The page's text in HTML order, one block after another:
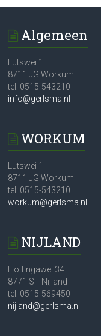
Algemeen
Lutswei 1
8711 JG Workum
tel: 0515-543210
info@gerlsma.nl
WORKUM
Lutswei 1
8711 JG Workum
tel: 0515-543210
workum@gerlsma.nl
NIJLAND
Hottingawei 34
8771 ST Nijland
tel: 0515-569450
nijland@gerlsma.nl